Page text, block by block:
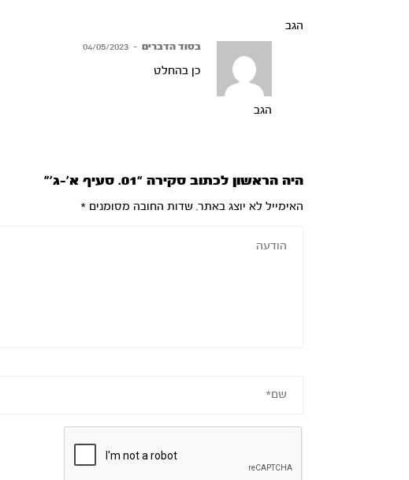
הגב
בסוד הדברים –
04/05/2023
כן בהחלט
הגב
היה הראשון לכתוב סקירה “01. סעיף א’-ג’”
האימייל לא יוצג באתר. שדות החובה מסומנים*